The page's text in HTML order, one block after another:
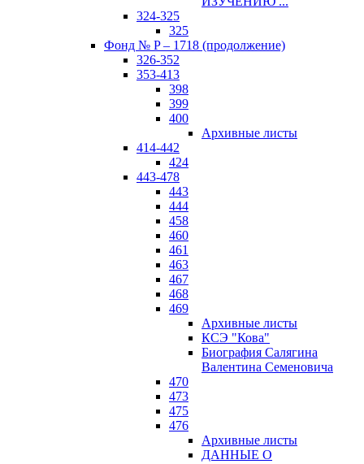
324-325
325
Фонд № P – 1718 (продолжение)
326-352
353-413
398
399
400
Архивные листы
414-442
424
443-478
443
444
458
460
461
463
467
468
469
Архивные листы
КСЭ "Кова"
Биография Салягина
Валентина Семеновича
470
473
475
476
Архивные листы
ДАННЫЕ О